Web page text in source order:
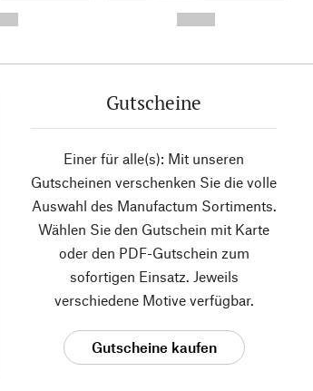
Gutscheine
Einer für alle(s): Mit unseren
Gutscheinen verschenken Sie die volle
Auswahl des Manufactum Sortiments.
Wählen Sie den Gutschein mit Karte
oder den PDF-Gutschein zum
sofortigen Einsatz. Jeweils
verschiedene Motive verfügbar.
Gutscheine kaufen